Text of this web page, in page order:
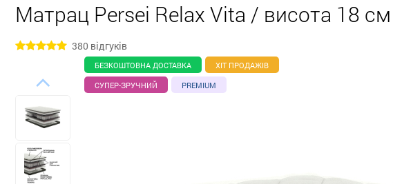
Матрац Persei Relax Vita / висота 18
380 відгуків
БЕЗКОШТОВНА ДОСТАВКА
ХІТ ПРОДАЖІВ
СУПЕР-ЗРУЧНИЙ
PREMIUM